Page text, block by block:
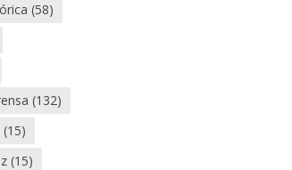
(58)
(132)
(15)
(15)